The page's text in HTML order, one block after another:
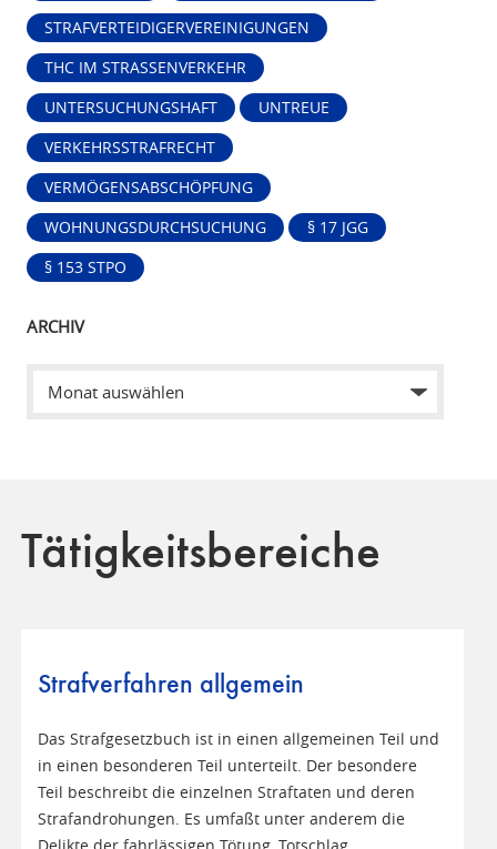
STRAFVERTEIDIGERVEREINIGUNGEN
THC IM STRASSENVERKEHR
UNTERSUCHUNGSHAFT UNTREUE
VERKEHRSSTRAFRECHT
VERMÖGENSABSCHÖPFUNG
WOHNUNGSDURCHSUCHUNG § 17 JGG
§ 153 STPO
ARCHIV
Tätigkeitsbereiche
Strafverfahren allgemein
Das Strafgesetzbuch ist in einen allgemeinen Teil und
in einen besonderen Teil unterteilt. Der besondere
Teil beschreibt die einzelnen Straftaten und deren
Strafandrohungen. Es umfaßt unter anderem die